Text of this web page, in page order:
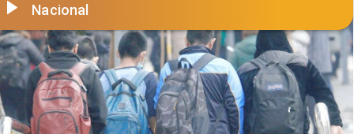
Nacional